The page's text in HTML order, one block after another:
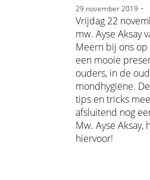
29 november 2019 -
Vrijdag 22
mw. Ayse Aksay
Meern bij ons
een mooie
ouders, in de
mondhygiëne.
tips en tricks
afsluitend nog
Mw. Ayse
hiervoor!